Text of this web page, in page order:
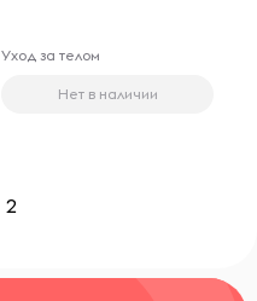
Уход за телом
Нет в наличии
2